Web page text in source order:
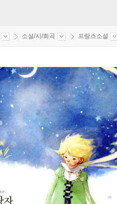
소설/시/희곡 프랑스소설